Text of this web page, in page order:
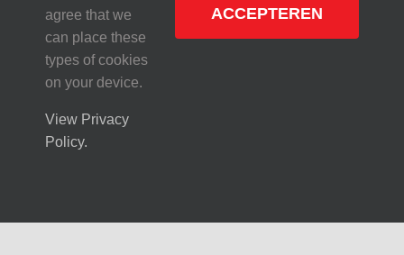
agree that we
can place these
types of cookies
on your device.
View Privacy
Policy.
ACCEPTEREN